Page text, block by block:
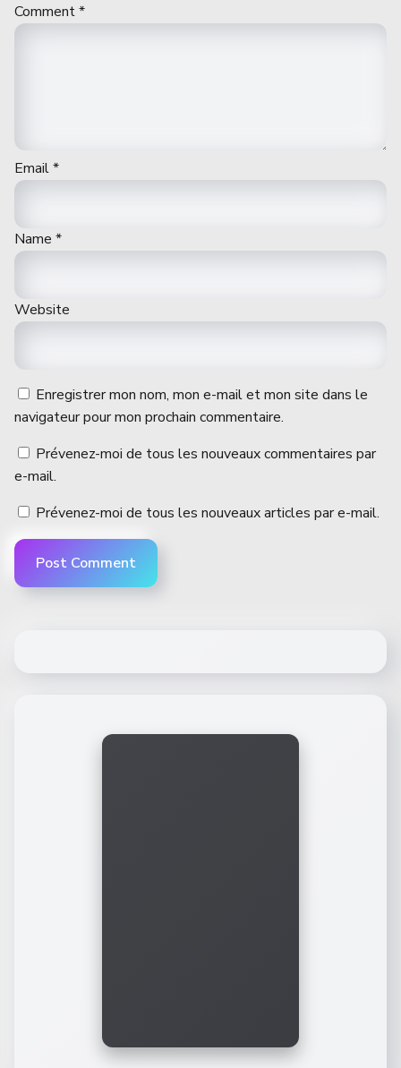
Comment*
Email*
Name *
Website
Enregistrer mon nom, mon e-mail et mon site dans le
navigateur pour mon prochain commentaire.
Prévenez-moi de tous les nouveaux commentaires par
e-mail.
Prévenez-moi de tous les nouveaux articles par e-mail.